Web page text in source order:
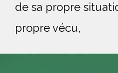
de sa propre
propre vécu,